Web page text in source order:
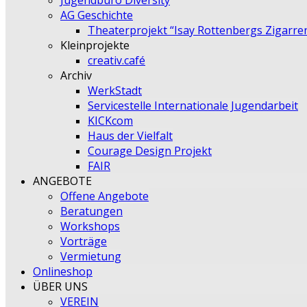
AG Geschichte
Theaterprojekt “Isay Rottenbergs
Kleinprojekte
creativ.café
Archiv
WerkStadt
Servicestelle Internationale Jugendarbeit
KICKcom
Haus der Vielfalt
Courage Design Projekt
FAIR
ANGEBOTE
Offene Angebote
Beratungen
Workshops
Vorträge
Vermietung
Onlineshop
ÜBER UNS
VEREIN